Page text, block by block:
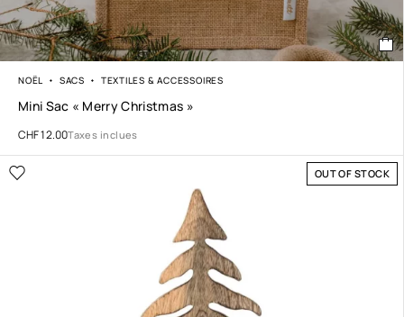
NOËL SACS TEXTILES & ACCESSOIRES
Mini Sac « Merry Christmas »
CHF12.00Taxes inclues
OUT OF STOCK